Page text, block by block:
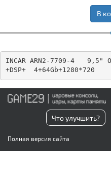
В
INCAR ARN2-7709-4   9,5"
+DSP+  4+64Gb+1280*720
Что улучшить?
Полная версия сайта